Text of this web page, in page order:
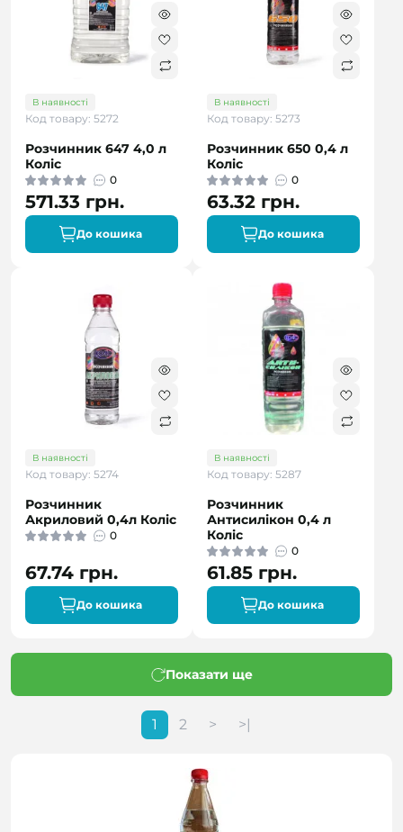
В наявності
Код товару: 5272
Розчинник 647 4,0 л
Коліс
0
571.33 грн.
До кошика
В наявності
Код товару: 5273
Розчинник 650 0,4 л
Коліс
0
63.32 грн.
До кошика
В наявності
Код товару: 5274
Розчинник
Акриловий 0,4л Коліс
0
67.74 грн.
До кошика
В наявності
Код товару: 5287
Розчинник
Антисилікон 0,4 л
Коліс
0
61.85 грн.
До кошика
Показати ще
1 2 > >|